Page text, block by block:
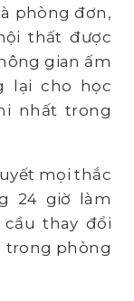
phòng đơn,
thất được
gian ấm
lại cho học
nhất trong
mọi thắc
24 giờ làm
thay đổi
trong phòng